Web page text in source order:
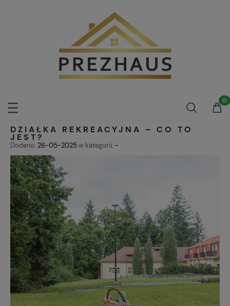
DZIAŁKA REKREACYJNA – CO TO
JEST?
Dodano: 26-05-2025w kategorii: -